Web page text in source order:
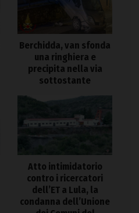
Berchidda, van sfonda
una ringhiera e
precipita nella via
sottostante
Atto intimidatorio
contro i ricercatori
dell’ET a Lula, la
condanna dell’Unione